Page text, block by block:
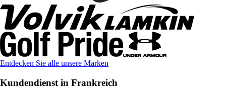
Entdecken Sie alle unsere Marken
Kundendienst in Frankreich